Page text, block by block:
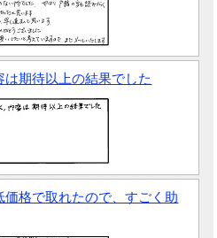
期待以上の結果でした
格で取れたので、すごく助